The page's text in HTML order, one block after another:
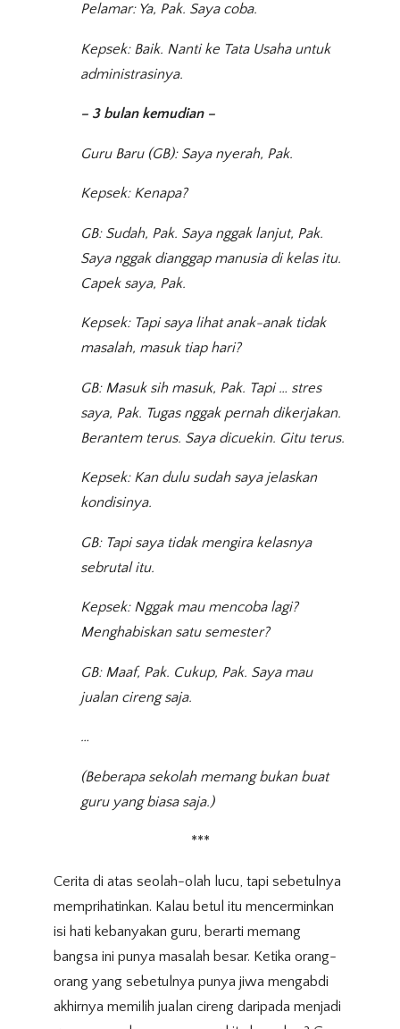
Pelamar: Ya, Pak. Saya coba.
Kepsek: Baik. Nanti ke Tata Usaha untuk
administrasinya.
– 3 bulan kemudian –
Guru Baru (GB): Saya nyerah, Pak.
Kepsek: Kenapa?
GB: Sudah, Pak. Saya nggak lanjut, Pak.
Saya nggak dianggap manusia di kelas itu.
Capek saya, Pak.
Kepsek: Tapi saya lihat anak-anak tidak
masalah, masuk tiap hari?
GB: Masuk sih masuk, Pak. Tapi … stres
saya, Pak. Tugas nggak pernah dikerjakan.
Berantem terus. Saya dicuekin. Gitu terus.
Kepsek: Kan dulu sudah saya jelaskan
kondisinya.
GB: Tapi saya tidak mengira kelasnya
sebrutal itu.
Kepsek: Nggak mau mencoba lagi?
Menghabiskan satu semester?
GB: Maaf, Pak. Cukup, Pak. Saya mau
jualan cireng saja.
…
(Beberapa sekolah memang bukan buat
guru yang biasa saja.)
***
Cerita di atas seolah-olah lucu, tapi sebetulnya
memprihatinkan. Kalau betul itu mencerminkan
isi hati kebanyakan guru, berarti memang
bangsa ini punya masalah besar. Ketika orang-
orang yang sebetulnya punya jiwa mengabdi
akhirnya memilih jualan cireng daripada menjadi